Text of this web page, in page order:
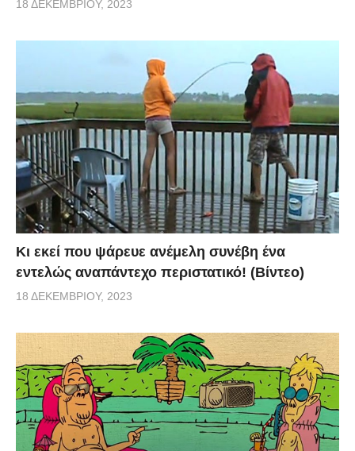
18 ΔΕΚΕΜΒΡΊΟΥ, 2023
Κι εκεί που ψάρευε ανέμελη συνέβη ένα
εντελώς αναπάντεχο περιστατικό! (Βίντεο)
18 ΔΕΚΕΜΒΡΊΟΥ, 2023